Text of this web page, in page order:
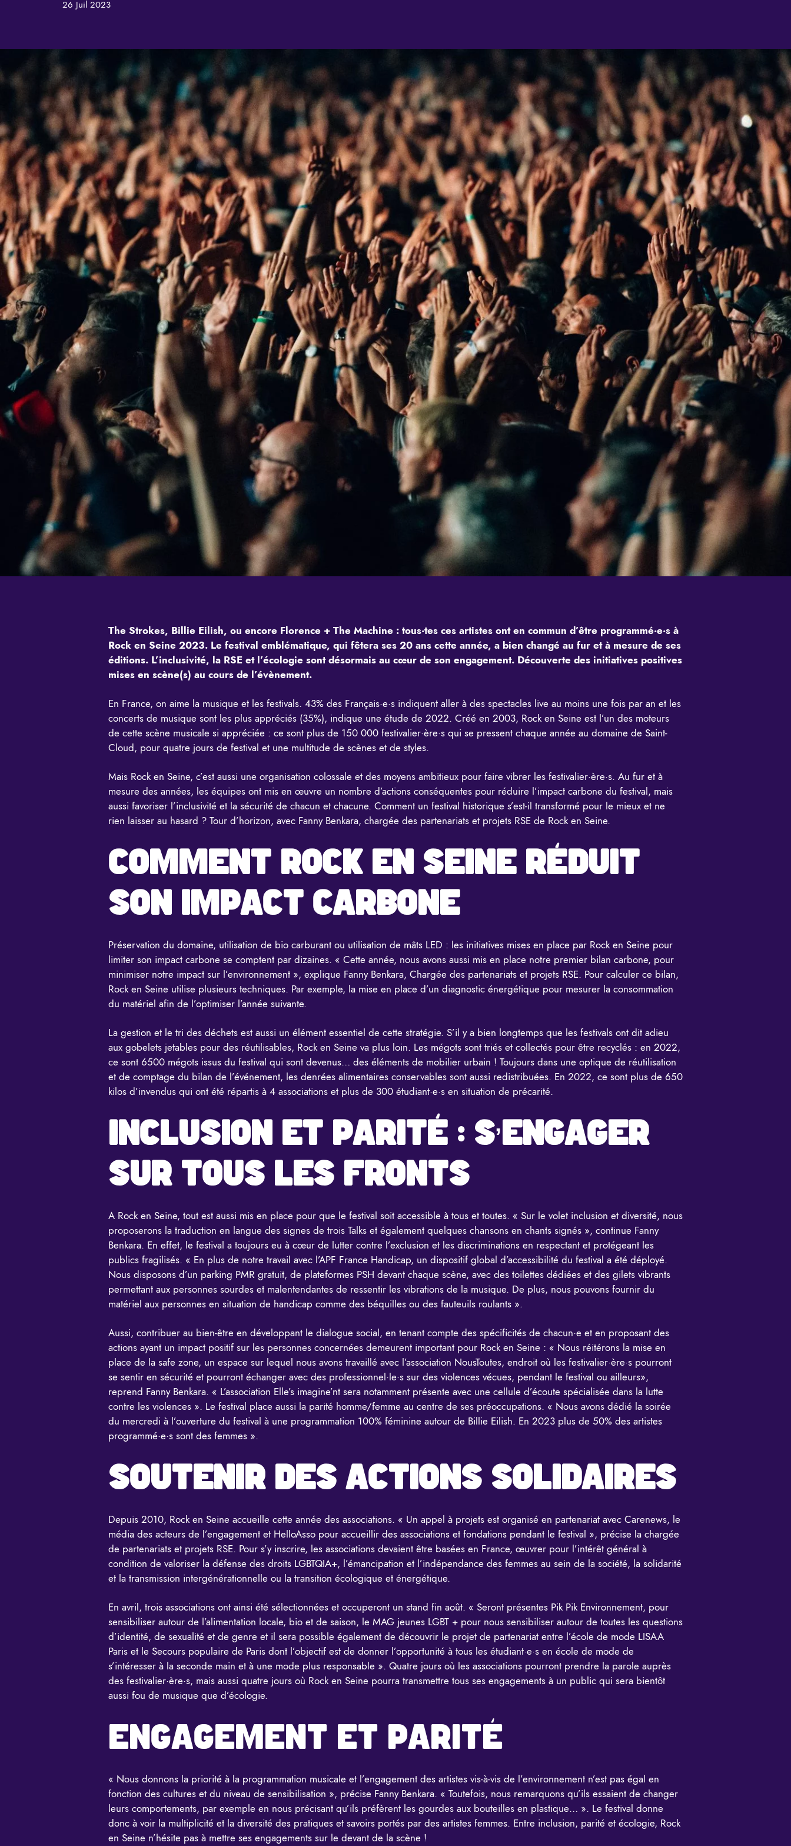
26 Juil 2023
The Strokes, Billie Eilish, ou encore Florence + The Machine : tous·tes ces artistes ont en commun d’être programmé·e·s à
Rock en Seine 2023. Le festival emblématique, qui fêtera ses 20 ans cette année, a bien changé au fur et à mesure de ses
éditions. L’inclusivité, la RSE et l’écologie sont désormais au cœur de son engagement. Découverte des initiatives positives
mises en scène(s) au cours de l’évènement.
En France, on aime la musique et les festivals. 43% des Français·e·s indiquent aller à des spectacles live au moins une fois par an et les
concerts de musique sont les plus appréciés (35%), indique une étude de 2022. Créé en 2003, Rock en Seine est l’un des moteurs
de cette scène musicale si appréciée : ce sont plus de 150 000 festivalier·ère·s qui se pressent chaque année au domaine de Saint-
Cloud, pour quatre jours de festival et une multitude de scènes et de styles.
Mais Rock en Seine, c’est aussi une organisation colossale et des moyens ambitieux pour faire vibrer les festivalier·ère·s. Au fur et à
mesure des années, les équipes ont mis en œuvre un nombre d’actions conséquentes pour réduire l’impact carbone du festival, mais
aussi favoriser l’inclusivité et la sécurité de chacun et chacune. Comment un festival historique s’est-il transformé pour le mieux et ne
rien laisser au hasard ? Tour d’horizon, avec Fanny Benkara, chargée des partenariats et projets RSE de Rock en Seine.
COMMENT ROCK EN SEINE RÉDUIT
SON IMPACT CARBONE
Préservation du domaine, utilisation de bio carburant ou utilisation de mâts LED : les initiatives mises en place par Rock en Seine pour
limiter son impact carbone se comptent par dizaines. « Cette année, nous avons aussi mis en place notre premier bilan carbone, pour
minimiser notre impact sur l’environnement », explique Fanny Benkara, Chargée des partenariats et projets RSE. Pour calculer ce bilan,
Rock en Seine utilise plusieurs techniques. Par exemple, la mise en place d’un diagnostic énergétique pour mesurer la consommation
du matériel afin de l’optimiser l’année suivante.
La gestion et le tri des déchets est aussi un élément essentiel de cette stratégie. S’il y a bien longtemps que les festivals ont dit adieu
aux gobelets jetables pour des réutilisables, Rock en Seine va plus loin. Les mégots sont triés et collectés pour être recyclés : en 2022,
ce sont 6500 mégots issus du festival qui sont devenus… des éléments de mobilier urbain ! Toujours dans une optique de réutilisation
et de comptage du bilan de l’événement, les denrées alimentaires conservables sont aussi redistribuées. En 2022, ce sont plus de 650
kilos d’invendus qui ont été répartis à 4 associations et plus de 300 étudiant·e·s en situation de précarité.
INCLUSION ET PARITÉ : S’ENGAGER
SUR TOUS LES FRONTS
A Rock en Seine, tout est aussi mis en place pour que le festival soit accessible à tous et toutes. « Sur le volet inclusion et diversité, nous
proposerons la traduction en langue des signes de trois Talks et également quelques chansons en chants signés », continue Fanny
Benkara. En effet, le festival a toujours eu à cœur de lutter contre l’exclusion et les discriminations en respectant et protégeant les
publics fragilisés. « En plus de notre travail avec l’APF France Handicap, un dispositif global d’accessibilité du festival a été déployé.
Nous disposons d’un parking PMR gratuit, de plateformes PSH devant chaque scène, avec des toilettes dédiées et des gilets vibrants
permettant aux personnes sourdes et malentendantes de ressentir les vibrations de la musique. De plus, nous pouvons fournir du
matériel aux personnes en situation de handicap comme des béquilles ou des fauteuils roulants ».
Aussi, contribuer au bien-être en développant le dialogue social, en tenant compte des spécificités de chacun·e et en proposant des
actions ayant un impact positif sur les personnes concernées demeurent important pour Rock en Seine : « Nous réitérons la mise en
place de la safe zone, un espace sur lequel nous avons travaillé avec l’association NousToutes, endroit où les festivalier·ère·s pourront
se sentir en sécurité et pourront échanger avec des professionnel·le·s sur des violences vécues, pendant le festival ou ailleurs»,
reprend Fanny Benkara. « L’association Elle’s imagine’nt sera notamment présente avec une cellule d’écoute spécialisée dans la lutte
contre les violences ». Le festival place aussi la parité homme/femme au centre de ses préoccupations. « Nous avons dédié la soirée
du mercredi à l’ouverture du festival à une programmation 100% féminine autour de Billie Eilish. En 2023 plus de 50% des artistes
programmé·e·s sont des femmes ».
SOUTENIR DES ACTIONS SOLIDAIRES
Depuis 2010, Rock en Seine accueille cette année des associations. « Un appel à projets est organisé en partenariat avec Carenews, le
média des acteurs de l’engagement et HelloAsso pour accueillir des associations et fondations pendant le festival », précise la chargée
de partenariats et projets RSE. Pour s’y inscrire, les associations devaient être basées en France, œuvrer pour l’intérêt général à
condition de valoriser la défense des droits LGBTQIA+, l’émancipation et l’indépendance des femmes au sein de la société, la solidarité
et la transmission intergénérationnelle ou la transition écologique et énergétique.
En avril, trois associations ont ainsi été sélectionnées et occuperont un stand fin août. « Seront présentes Pik Pik Environnement, pour
sensibiliser autour de l’alimentation locale, bio et de saison, le MAG jeunes LGBT + pour nous sensibiliser autour de toutes les questions
d’identité, de sexualité et de genre et il sera possible également de découvrir le projet de partenariat entre l’école de mode LISAA
Paris et le Secours populaire de Paris dont l’objectif est de donner l’opportunité à tous les étudiant·e·s en école de mode de
s’intéresser à la seconde main et à une mode plus responsable ». Quatre jours où les associations pourront prendre la parole auprès
des festivalier·ère·s, mais aussi quatre jours où Rock en Seine pourra transmettre tous ses engagements à un public qui sera bientôt
aussi fou de musique que d’écologie.
ENGAGEMENT ET PARITÉ
« Nous donnons la priorité à la programmation musicale et l’engagement des artistes vis-à-vis de l’environnement n’est pas égal en
fonction des cultures et du niveau de sensibilisation », précise Fanny Benkara. « Toutefois, nous remarquons qu’ils essaient de changer
leurs comportements, par exemple en nous précisant qu’ils préfèrent les gourdes aux bouteilles en plastique… ». Le festival donne
donc à voir la multiplicité et la diversité des pratiques et savoirs portés par des artistes femmes. Entre inclusion, parité et écologie, Rock
en Seine n’hésite pas à mettre ses engagements sur le devant de la scène !